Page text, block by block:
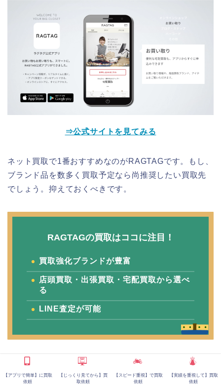
⇒公式サイトを見てみる
ネット買取で1番おすすめなのがRAGTAGです。もし、
ブランド品を数多く買取予定なら尚推奨したい買取先
でしょう。抑えておくべきです。
RAGTAGの買取はココに注目！
買取強化ブランドが豊富
店頭買取・出張買取・宅配買取から選べ
る
LINE査定が可能
RAGTAGのおすすめポイント
RAGTAGは全国16店舗を展開する買取専門会社です。
【アプリで簡単】に買取
依頼
【じっくり見てから】買
取依頼
【スピード重視】で買取
依頼
【実績を重視して】買取
依頼